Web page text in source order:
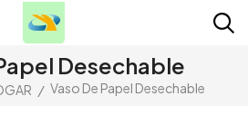
Desechable
/ Vaso De Papel Desechable